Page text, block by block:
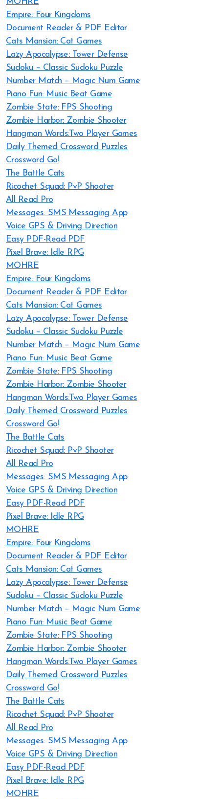
Empire: Four Kingdoms
Document Reader & PDF Editor
Cats Mansion: Cat Games
Lazy Apocalypse: Tower Defense
Sudoku – Classic Sudoku Puzzle
Number Match – Magic Num Game
Piano Fun: Music Beat Game
Zombie State: FPS Shooting
Zombie Harbor: Zombie Shooter
Hangman Words:Two Player Games
Daily Themed Crossword Puzzles
Crossword Go!
The Battle Cats
Ricochet Squad: PvP Shooter
All Read Pro
Messages: SMS Messaging App
Voice GPS & Driving Direction
Easy PDF-Read PDF
Pixel Brave: Idle RPG
MOHRE
Empire: Four Kingdoms
Document Reader & PDF Editor
Cats Mansion: Cat Games
Lazy Apocalypse: Tower Defense
Sudoku – Classic Sudoku Puzzle
Number Match – Magic Num Game
Piano Fun: Music Beat Game
Zombie State: FPS Shooting
Zombie Harbor: Zombie Shooter
Hangman Words:Two Player Games
Daily Themed Crossword Puzzles
Crossword Go!
The Battle Cats
Ricochet Squad: PvP Shooter
All Read Pro
Messages: SMS Messaging App
Voice GPS & Driving Direction
Easy PDF-Read PDF
Pixel Brave: Idle RPG
MOHRE
Empire: Four Kingdoms
Document Reader & PDF Editor
Cats Mansion: Cat Games
Lazy Apocalypse: Tower Defense
Sudoku – Classic Sudoku Puzzle
Number Match – Magic Num Game
Piano Fun: Music Beat Game
Zombie State: FPS Shooting
Zombie Harbor: Zombie Shooter
Hangman Words:Two Player Games
Daily Themed Crossword Puzzles
Crossword Go!
The Battle Cats
Ricochet Squad: PvP Shooter
All Read Pro
Messages: SMS Messaging App
Voice GPS & Driving Direction
Easy PDF-Read PDF
Pixel Brave: Idle RPG
MOHRE